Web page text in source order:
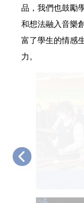
品，我們也鼓勵
和想法融入音樂
富了學生的情感
力。